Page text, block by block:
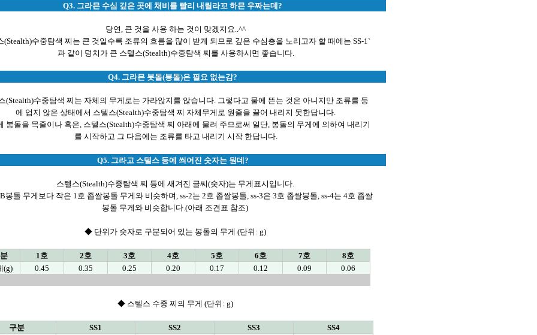
Q3. 그라믄 수심 깊은 곳에 채비를 빨리 내릴라꼬 하믄 우짜는데?
당연, 큰 것을 사용 하는 것이 맞겠지요..^^
(Stealth)수중탐색 찌는 큰 것일수록 조류의 흐름을 많이 받게 되므로 깊은 수심층을 노리고자 할 때에는 SS-1`
과 같이 덩치가 큰 스텔스(Stealth)수중탐색 찌를 사용하시면 좋습니다.
Q4. 그라믄 봇돌(봉돌)은 필요 없는감?
(Stealth)수중탐색 찌는 자체의 무게로는 가라앉지를 않습니다. 그렇다고 물에 뜬는 것은 아니지만 조류를 등
에 업지 않은 상태에서 스텔스(Stealth)수중탐색 찌 자체무게로 원줄을 끌어 내리지 못한답니다.
봉돌을 목줄이나 혹은, 스텔스(Stealth)수중탐색 찌 아래에 물려 주므로써 일단, 봉돌의 무게에 의하여 내리기
를 시작하고 그 다음에는 조류를 타고 내리기 시작 한답니다.
Q5. 그라고 스텔스 등에 씌어진 숫자는 뭔데?
스텔스(Stealth)수중탐색 찌 등에 새겨진 글씨(숫자)는 무게표시입니다.
봉돌 무게보다 작은 1호 좁쌀봉돌 무게와 비슷하며, ss-2는 2호 좁쌀봉돌, ss-3은 3호 좁쌀봉돌, ss-4는 4호 좁쌀
봉돌 무게와 비슷합니다.(아래 조견표 참조)
◆ 단위가 숫자로 구분되어 있는 봉돌의 무게 (단위: g)
1호 2호 3호 4호 5호 6호 7호
8호
(g)
0.45 0.35 0.25 0.20 0.17 0.12 0.09 0.06
◆ 스텔스 수중 찌의 무게 (단위: g)
구분 SS1 SS2 SS3
SS4